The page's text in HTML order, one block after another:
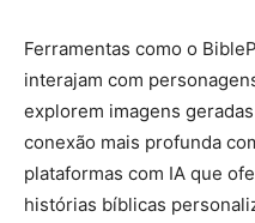
Ferramentas como o
interajam com
explorem imagens
conexão mais profunda
plataformas com IA que
histórias bíblicas